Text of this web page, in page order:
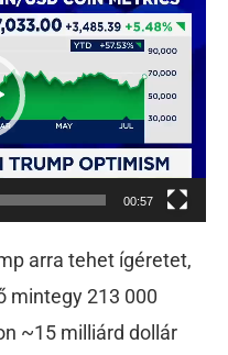
00:57
arra tehet ígéretet,
mintegy 213 000
~15 milliárd dollár